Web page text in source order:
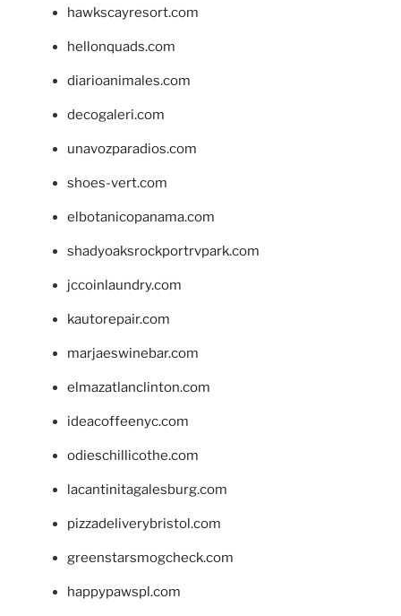
hawkscayresort.com
hellonquads.com
diarioanimales.com
decogaleri.com
unavozparadios.com
shoes-vert.com
elbotanicopanama.com
shadyoaksrockportrvpark.com
jccoinlaundry.com
kautorepair.com
marjaeswinebar.com
elmazatlanclinton.com
ideacoffeenyc.com
odieschillicothe.com
lacantinitagalesburg.com
pizzadeliverybristol.com
greenstarsmogcheck.com
happypawspl.com